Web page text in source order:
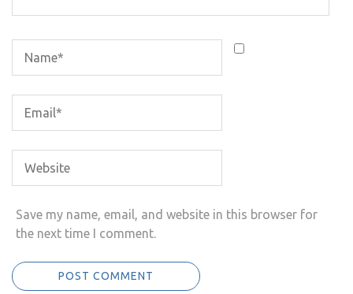
Save my name, email, and website in this browser for
the next time I comment.